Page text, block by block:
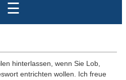
☰
hinterlassen, wenn Sie Lob,
entrichten wollen. Ich freue